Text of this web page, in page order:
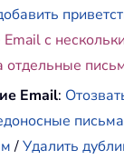
с
отдельные
Email:
/Удалить